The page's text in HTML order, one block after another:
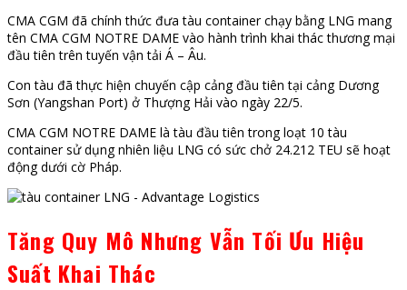
CMA CGM đã chính thức đưa tàu container chạy bằng LNG mang
tên CMA CGM NOTRE DAME vào hành trình khai thác thương mại
đầu tiên trên tuyến vận tải Á – Âu.
Con tàu đã thực hiện chuyến cập cảng đầu tiên tại cảng Dương
Sơn (Yangshan Port) ở Thượng Hải vào ngày 22/5.
CMA CGM NOTRE DAME là tàu đầu tiên trong loạt 10 tàu
container sử dụng nhiên liệu LNG có sức chở 24.212 TEU sẽ hoạt
động dưới cờ Pháp.
Tăng Quy Mô Nhưng Vẫn Tối Ưu Hiệu
Suất Khai Thác